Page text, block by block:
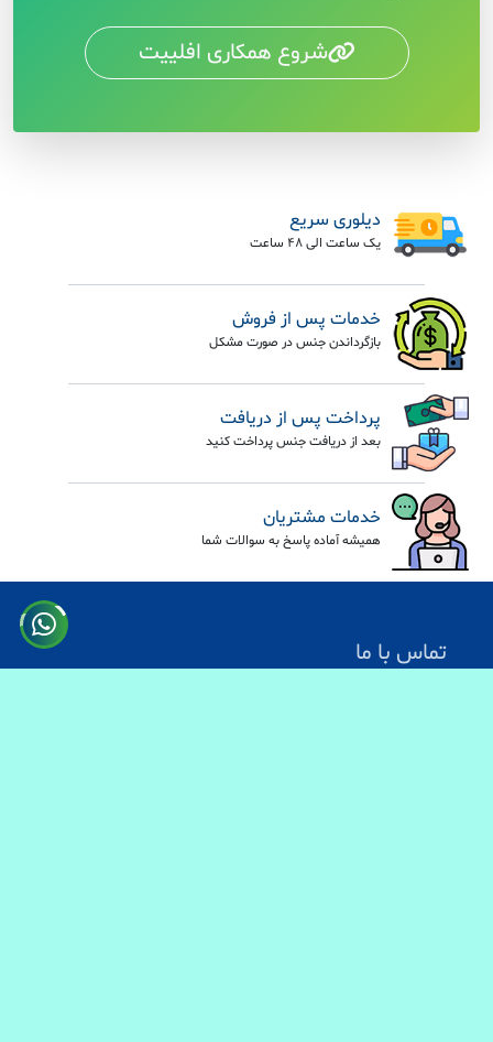
شروع همکاری افلییت
دیلوری سریع
یک ساعت الی 48 ساعت
خدمات پس از فروش
بازگرداندن جنس در صورت مشکل
پرداخت پس از دریافت
بعد از دریافت جنس پرداخت کنید
خدمات مشتریان
همیشه آماده پاسخ به سوالات شما
تماس با ما